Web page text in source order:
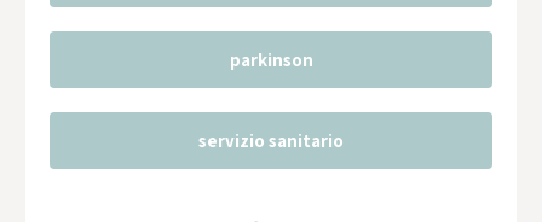
parkinson
servizio sanitario